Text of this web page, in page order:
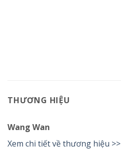
THƯƠNG HIỆU
Wang Wan
Xem chi tiết về thương hiệu >>